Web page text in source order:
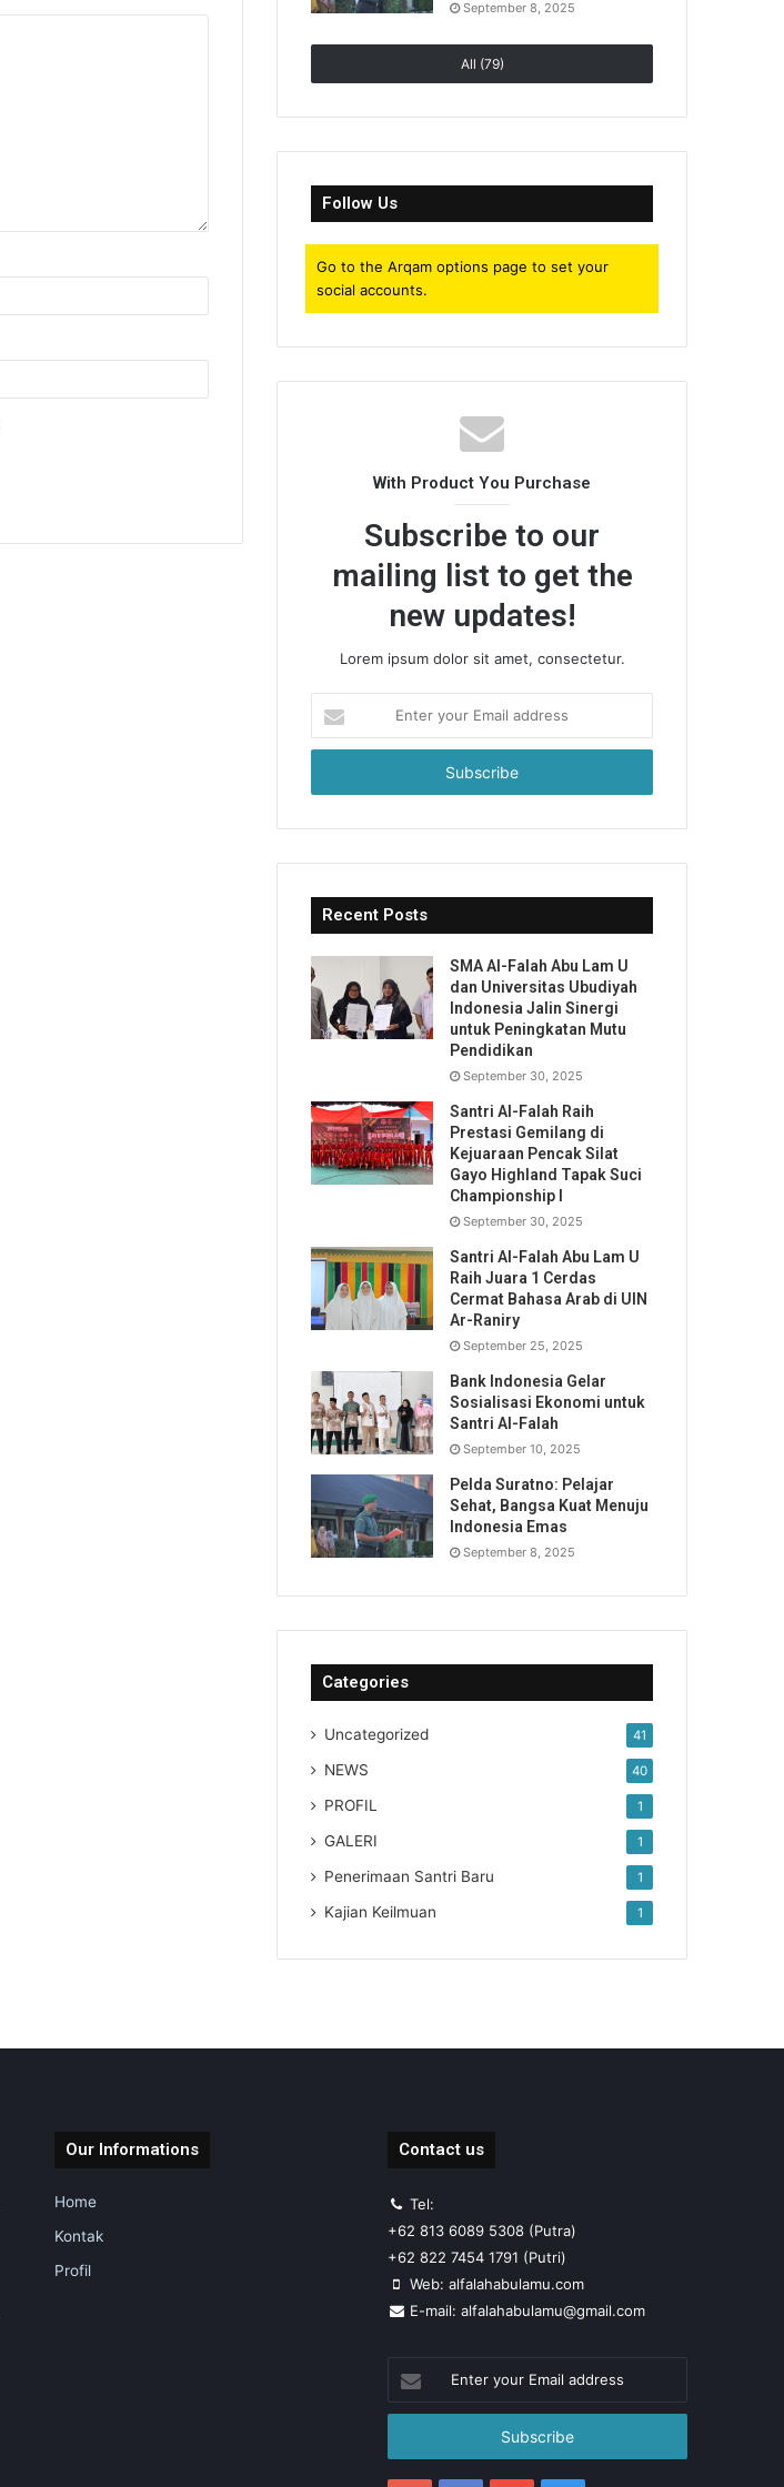
September 8, 2025
All (79)
Follow Us
Go to the Arqam options page to set your
social accounts.
With Product You Purchase
Subscribe to our
mailing list to get the
new updates!
Lorem ipsum dolor sit amet, consectetur.
your
Email
Recent Posts
SMA Al-Falah Abu Lam U
dan Universitas Ubudiyah
Indonesia Jalin Sinergi
untuk Peningkatan Mutu
Pendidikan
September 30, 2025
Santri Al-Falah Raih
Prestasi Gemilang di
Kejuaraan Pencak Silat
Gayo Highland Tapak Suci
Championship I
September 30, 2025
Santri Al-Falah Abu Lam U
Raih Juara 1 Cerdas
Cermat Bahasa Arab di UIN
Ar-Raniry
September 25, 2025
Bank Indonesia Gelar
Sosialisasi Ekonomi untuk
Santri Al-Falah
September 10, 2025
Pelda Suratno: Pelajar
Sehat, Bangsa Kuat Menuju
Indonesia Emas
September 8, 2025
Categories
Uncategorized 41
NEWS 40
PROFIL 1
GALERI 1
Penerimaan Santri Baru 1
Kajian Keilmuan 1
Our Informations
Home
Kontak
Profil
Contact us
Tel:
+62 813 6089 5308 (Putra)
+62 822 7454 1791 (Putri)
Web: alfalahabulamu.com
E-mail: alfalahabulamu@gmail.com
your
Email